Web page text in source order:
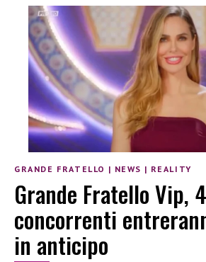
GRANDE FRATELLO | NEWS | REALITY
Grande Fratello Vip, 4
concorrenti
in anticipo